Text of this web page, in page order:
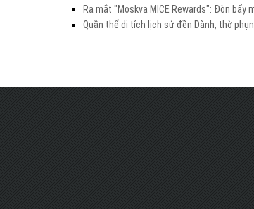
Ra mắt "Moskva MICE Rewards": Đòn bẩy
Quần thể di tích lịch sử đền Dành, thờ